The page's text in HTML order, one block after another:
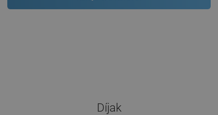
Díjak